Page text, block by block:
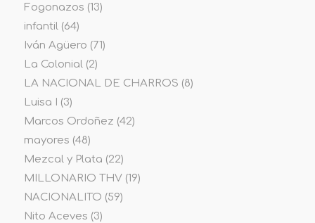
Fogonazos (13)
infantil(64)
Iván Agüero (71)
La Colonial(2)
LA NACIONAL DE CHARROS (8)
Luisa I
(3)
Marcos Ordoñez (42)
mayores (48)
Mezcal y Plata (22)
MILLONARIO THV(19)
NACIONALITO (59)
Nito Aceves (3)